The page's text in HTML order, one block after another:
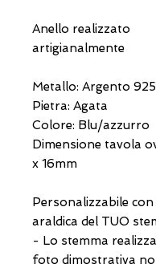
Anello realizzato
artigianalmente
Metallo: Argento 925
Pietra: Agata
Colore: Blu/azzurro
Dimensione tavola
x 16mm
Personalizzabile con
araldica del TUO
- Lo stemma
foto dimostrativa